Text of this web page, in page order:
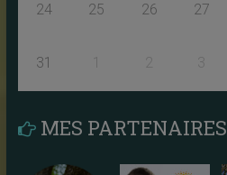
24 25 26 27
31 1 3
MES PARTENAIRES